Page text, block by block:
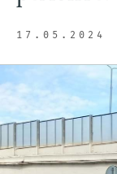
17.05.2024